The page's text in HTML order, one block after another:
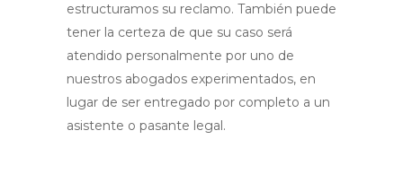
estructuramos su reclamo. También puede
tener la certeza de que su caso será
atendido personalmente por uno de
nuestros abogados experimentados, en
lugar de ser entregado por completo a un
asistente o pasante legal.